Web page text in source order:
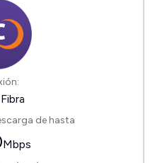
de hasta
Mbps